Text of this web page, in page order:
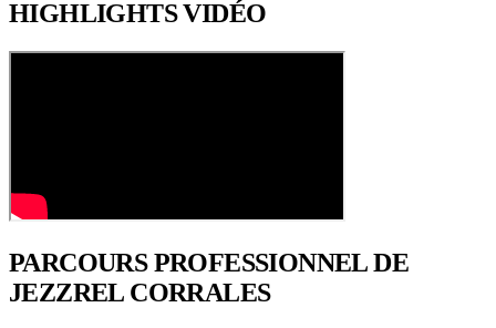
HIGHLIGHTSVIDÉO
PARCOURS PROFESSIONNELDE
JEZZREL CORRALES